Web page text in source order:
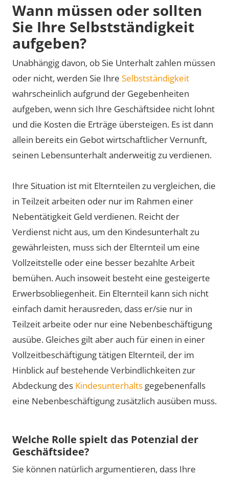
Wann müssen oder sollten
Sie Ihre Selbstständigkeit
aufgeben?
Unabhängig davon, ob Sie Unterhalt zahlen müssen
oder nicht, werden Sie Ihre Selbstständigkeit
wahrscheinlich aufgrund der Gegebenheiten
aufgeben, wenn sich Ihre Geschäftsidee nicht lohnt
und die Kosten die Erträge übersteigen. Es ist dann
allein bereits ein Gebot wirtschaftlicher Vernunft,
seinen Lebensunterhalt anderweitig zu verdienen.
Ihre Situation ist mit Elternteilen zu vergleichen, die
in Teilzeit arbeiten oder nur im Rahmen einer
Nebentätigkeit Geld verdienen. Reicht der
Verdienst nicht aus, um den Kindesunterhalt zu
gewährleisten, muss sich der Elternteil um eine
Vollzeitstelle oder eine besser bezahlte Arbeit
bemühen. Auch insoweit besteht eine gesteigerte
Erwerbsobliegenheit. Ein Elternteil kann sich nicht
einfach damit herausreden, dass er/sie nur in
Teilzeit arbeite oder nur eine Nebenbeschäftigung
ausübe. Gleiches gilt aber auch für einen in einer
Vollzeitbeschäftigung tätigen Elternteil, der im
Hinblick auf bestehende Verbindlichkeiten zur
Abdeckung des Kindesunterhalts gegebenenfalls
eine Nebenbeschäftigung zusätzlich ausüben muss.
Welche Rolle spielt das Potenzial der
Geschäftsidee?
Sie können natürlich argumentieren, dass Ihre